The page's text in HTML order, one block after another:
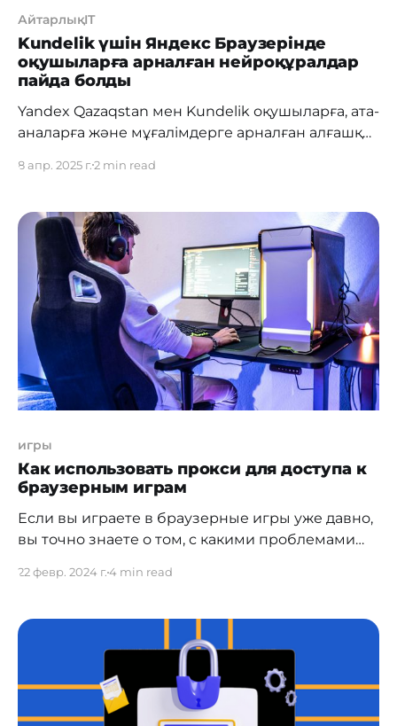
АйтарлықIT
Kundelik үшін Яндекс Браузерінде
оқушыларға арналған нейроқұралдар
пайда болды
Yandex Qazaqstan мен Kundelik оқушыларға, ата-
аналарға және мұғалімдерге арналған алғашқы
Нейрожелілердің арқасында браузер
қатар оқуды жеңіл әрі қызықты етуге
көмектеседі. Браузердің бастау бетінен бірден
нейроқұралдарды — НейроІздеуді, математика
бойынша ЖИ-көмекшіні және Аудармашыны
пайдалануға болады. Браузерді Kundelik сайты
арқылы тегін жүктеуге
8 апр. 2025 г.2 min read
игры
Как использовать прокси для доступа к
браузерным играм
Если вы играете в браузерные игры уже давно,
вы точно знаете о том, с какими проблемами
низкая скорость подключения, и различные
среагировать на происходящие события на
лучше использовать прокси расширение для
22 февр. 2024 г.4 min read